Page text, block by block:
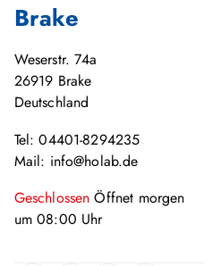
Brake
Weserstr. 74a
26919 Brake
Deutschland
Tel: 04401-8294235
Mail: info@holab.de
GeschlossenÖffnet morgen
um08:00 Uhr